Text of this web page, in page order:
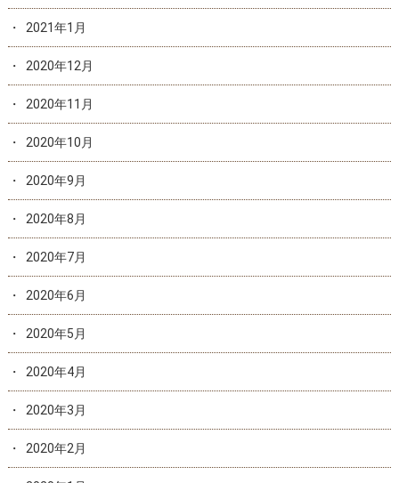
2021年1月
2020年12月
2020年11月
2020年10月
2020年9月
2020年8月
2020年7月
2020年6月
2020年5月
2020年4月
2020年3月
2020年2月